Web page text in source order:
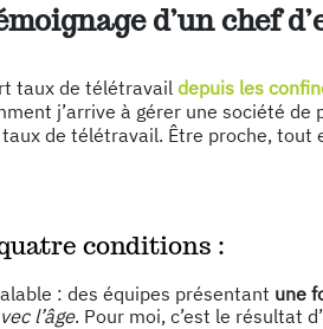
d’un chef
taux de télétravail depuis les
j’arrive à gérer une société de
de télétravail. Être proche, tout
conditions :
: des équipes présentant une
l’âge. Pour moi, c’est le résultat